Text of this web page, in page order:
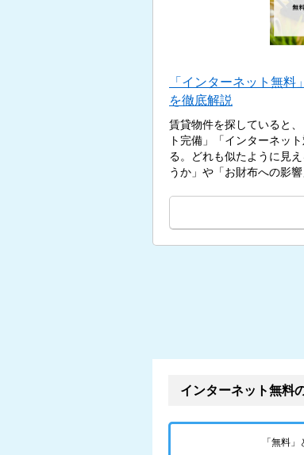
「インターネット無
を徹底解説
賃貸物件を探していると
ト完備」「インターネッ
る。どれも似たように見
うか」や「お財布への影響
インターネット無料
「無料